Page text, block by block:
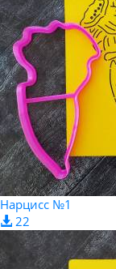
Нарцисс №1
22